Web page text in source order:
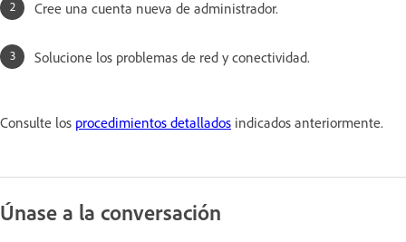
Cree una cuenta nueva de administrador.
Solucione los problemas de red y conectividad.
Consulte los procedimientos detallados indicados anteriormente.
Únase a la conversación